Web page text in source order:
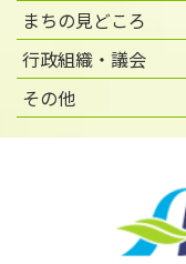
まちの見どころ
行政組織・議会
その他